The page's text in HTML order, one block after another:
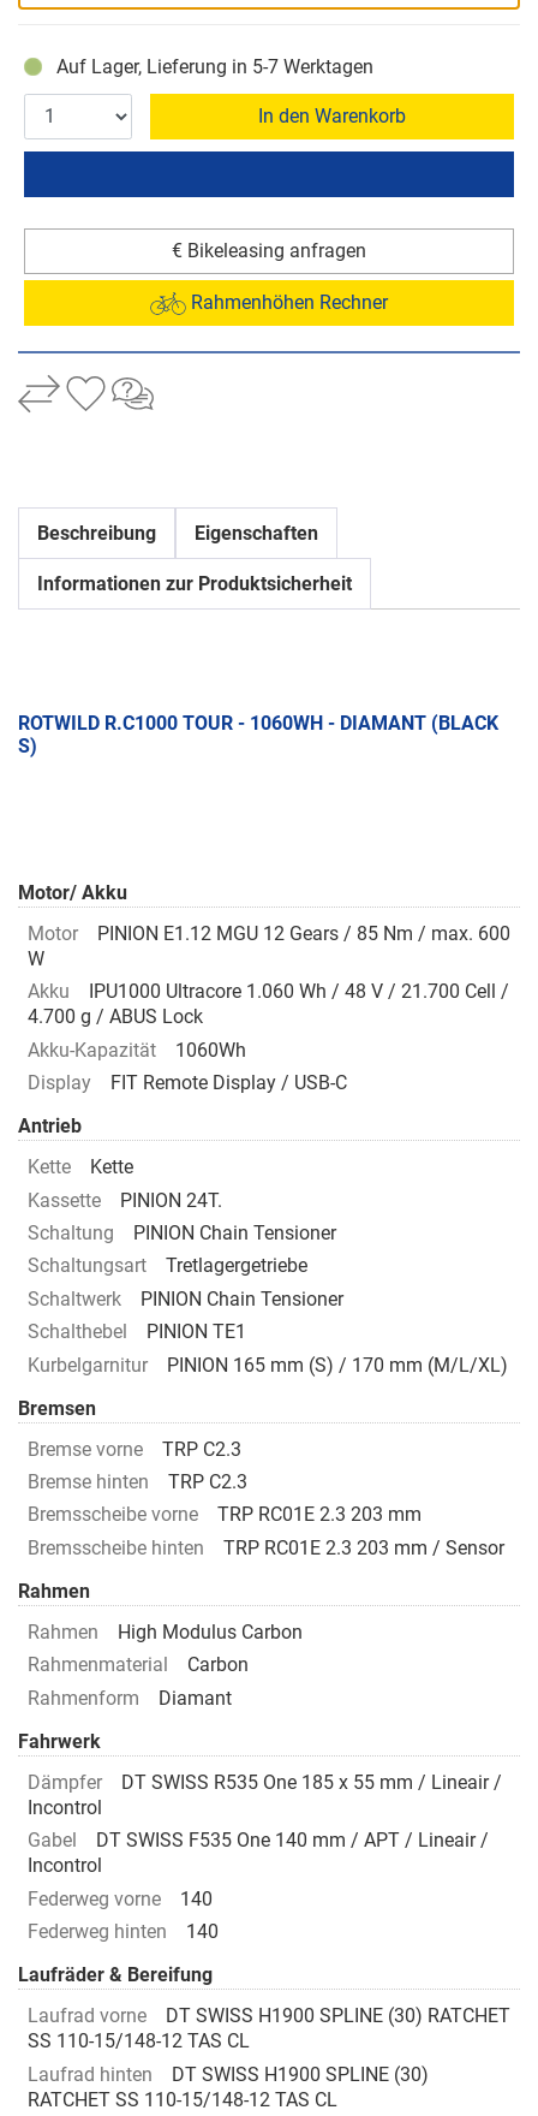
Auf Lager, Lieferung in 5-7 Werktagen
In den Warenkorb
€ Bikeleasing anfragen
Rahmenhöhen Rechner
Beschreibung Eigenschaften
Informationen zur Produktsicherheit
ROTWILD R.C1000 TOUR - 1060WH - DIAMANT (BLACK
S)
Motor/ Akku
Motor
PINION E1.12 MGU 12 Gears / 85 Nm / max. 600
W
Akku
IPU1000 Ultracore 1.060 Wh / 48 V / 21.700 Cell /
4.700 g / ABUS Lock
Akku-Kapazität
1060Wh
Display
FIT Remote Display / USB-C
Antrieb
Kette
Kette
Kassette
PINION 24T.
Schaltung
PINION Chain Tensioner
Schaltungsart
Tretlagergetriebe
Schaltwerk
PINION Chain Tensioner
Schalthebel
PINION TE1
Kurbelgarnitur
PINION 165 mm (S) / 170 mm (M/L/XL)
Bremsen
Bremse vorne
TRP C2.3
Bremse hinten
TRP C2.3
Bremsscheibe vorne
TRP RC01E 2.3 203 mm
Bremsscheibe hinten
TRP RC01E 2.3 203 mm / Sensor
Rahmen
Rahmen
High Modulus Carbon
Rahmenmaterial
Carbon
Rahmenform
Diamant
Fahrwerk
Dämpfer
DT SWISS R535 One 185 x 55 mm / Lineair /
Incontrol
Gabel
DT SWISS F535 One 140 mm / APT / Lineair /
Incontrol
Federweg vorne
140
Federweg hinten
140
Laufräder & Bereifung
Laufrad vorne
DT SWISS H1900 SPLINE (30) RATCHET
SS 110-15/148-12 TAS CL
Laufrad hinten
DT SWISS H1900 SPLINE (30)
RATCHET SS 110-15/148-12 TAS CL